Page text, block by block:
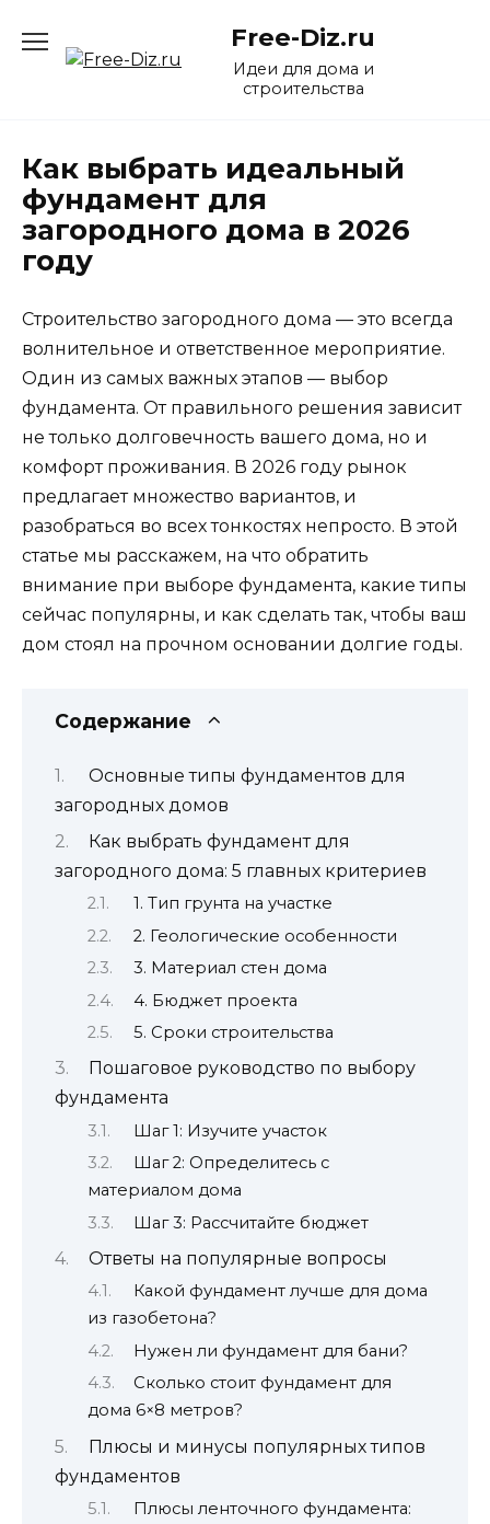
содержанию
Free-Diz.ru
Идеи для дома и
строительства
Как выбрать идеальный
фундамент для
загородного дома в 2026
году
Строительство загородного дома — это всегда
волнительное и ответственное мероприятие.
Один из самых важных этапов — выбор
фундамента. От правильного решения зависит
не только долговечность вашего дома, но и
комфорт проживания. В 2026 году рынок
предлагает множество вариантов, и
разобраться во всех тонкостях непросто. В этой
статье мы расскажем, на что обратить
внимание при выборе фундамента, какие типы
сейчас популярны, и как сделать так, чтобы ваш
дом стоял на прочном основании долгие годы.
Содержание
Основные типы фундаментов для
загородных домов
Как выбрать фундамент для
загородного дома: 5 главных критериев
1. Тип грунта на участке
2. Геологические особенности
3. Материал стен дома
4. Бюджет проекта
5. Сроки строительства
Пошаговое руководство по выбору
фундамента
Шаг 1: Изучите участок
Шаг 2: Определитесь с
материалом дома
Шаг 3: Рассчитайте бюджет
Ответы на популярные вопросы
Какой фундамент лучше для дома
из газобетона?
Нужен ли фундамент для бани?
Сколько стоит фундамент для
дома 6×8 метров?
Плюсы и минусы популярных типов
фундаментов
Плюсы ленточного фундамента: